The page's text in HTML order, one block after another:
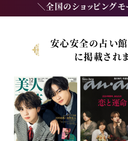
＼全国のショッピング
安心安全の占い
に掲載され